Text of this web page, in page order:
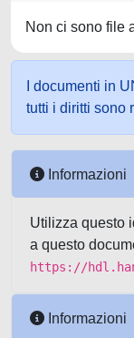
Non ci sono file
I documenti in
tutti i diritti sono
Informazioni
Utilizza questo
a questo
https://
Informazioni